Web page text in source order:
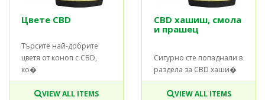
Цвете CBD
Търсите най-добрите
цветя от коноп с CBD,
ко�
VIEW ALL ITEMS
CBD хашиш, смола
и прашец
Сигурно сте попаднали в
раздела за CBD хаши�
VIEW ALL ITEMS